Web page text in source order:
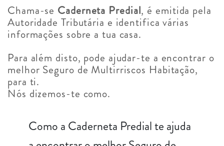
Chama-se Caderneta Predial, é emitida pela
Autoridade Tributária e identifica várias
informações sobre a tua casa.
Para além disto, pode ajudar-te a encontrar o
melhor Seguro de Multirriscos Habitação,
para ti.
Nós dizemos-te como.
Como a Caderneta Predial te ajuda